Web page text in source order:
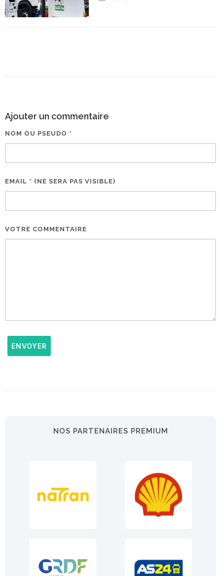
Ajouter un commentaire
NOM OU PSEUDO *
EMAIL * (NE SERA PAS VISIBLE)
VOTRE COMMENTAIRE
ENVOYER
NOS PARTENAIRES PREMIUM